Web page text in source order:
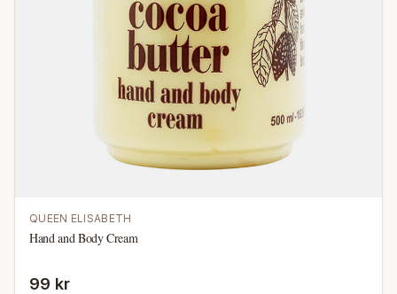
QUEEN ELISABETH
Hand and Body Cream
99 kr